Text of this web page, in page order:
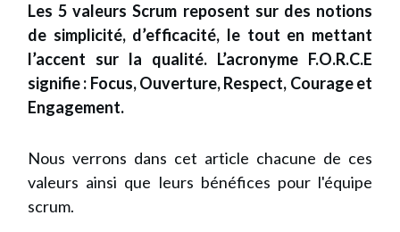
Les 5 valeurs Scrum reposent sur des notions
de simplicité, d’efficacité, le tout en mettant
l’accent sur la qualité. L’acronyme F.O.R.C.E
signifie : Focus, Ouverture, Respect, Courage et
Engagement.
Nous verrons dans cet article chacune de ces
valeurs ainsi que leurs bénéfices pour l'équipe
scrum.